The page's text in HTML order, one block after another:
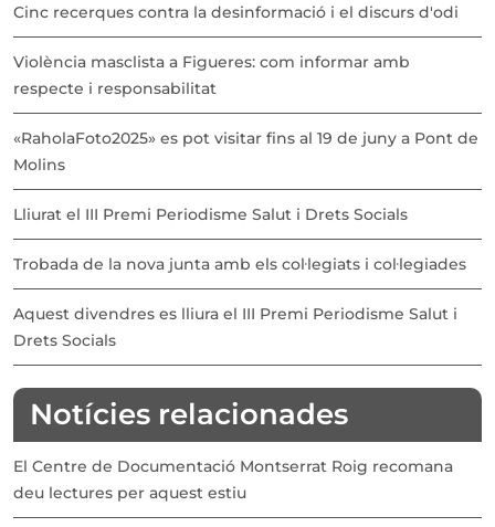
Cinc recerques contra la desinformació i el discurs d'odi
Violència masclista a Figueres: com informar amb
respecte i responsabilitat
«RaholaFoto2025» es pot visitar fins al 19 de juny a Pont de
Molins
Lliurat el III Premi Periodisme Salut i Drets Socials
Trobada de la nova junta amb els col·legiats i col·legiades
Aquest divendres es lliura el III Premi Periodisme Salut i
Drets Socials
Notícies relacionades
El Centre de Documentació Montserrat Roig recomana
deu lectures per aquest estiu